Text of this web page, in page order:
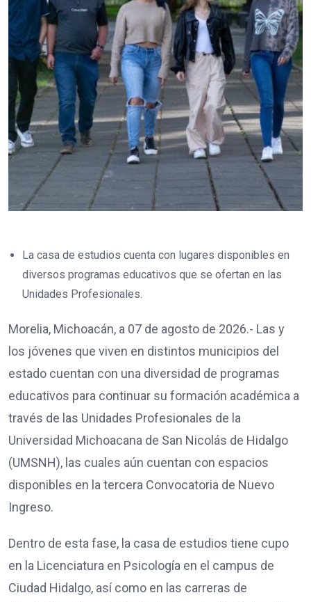
La casa de estudios cuenta con lugares disponibles en
diversos programas educativos que se ofertan en las
Unidades Profesionales.
Morelia, Michoacán, a 07 de agosto de 2026.- Las y
los jóvenes que viven en distintos municipios del
estado cuentan con una diversidad de programas
educativos para continuar su formación académica a
través de las Unidades Profesionales de la
Universidad Michoacana de San Nicolás de Hidalgo
(UMSNH), las cuales aún cuentan con espacios
disponibles en la tercera Convocatoria de Nuevo
Ingreso.
Dentro de esta fase, la casa de estudios tiene cupo
en la Licenciatura en Psicología en el campus de
Ciudad Hidalgo, así como en las carreras de